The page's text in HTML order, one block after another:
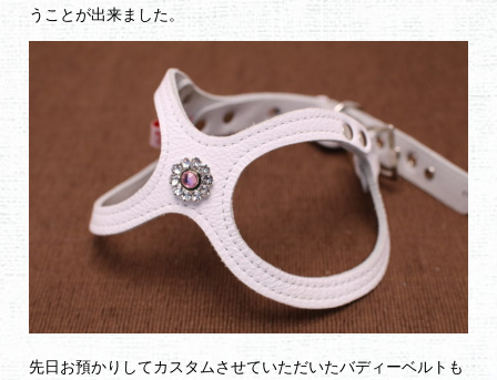
うことが出来ました。
先日お預かりしてカスタムさせていただいたバディーベルトも